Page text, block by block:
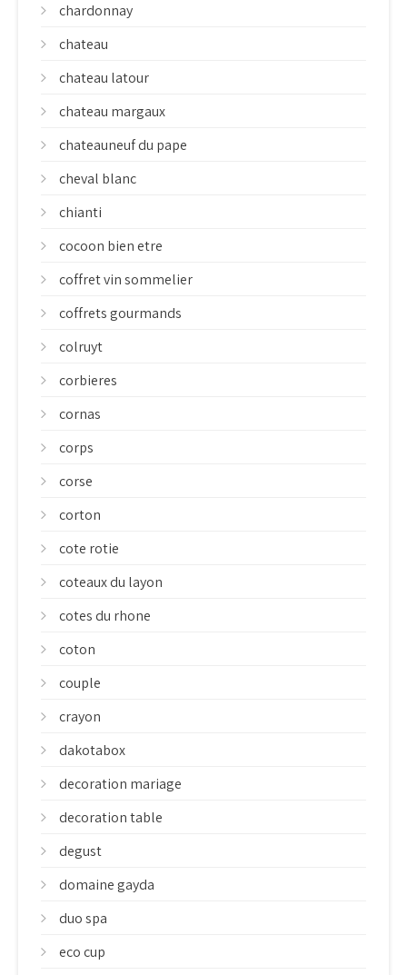
chardonnay
chateau
chateau latour
chateau margaux
chateauneuf du pape
cheval blanc
chianti
cocoon bien etre
coffret vin sommelier
coffrets gourmands
colruyt
corbieres
cornas
corps
corse
corton
cote rotie
coteaux du layon
cotes du rhone
coton
couple
crayon
dakotabox
decoration mariage
decoration table
degust
domaine gayda
duo spa
eco cup